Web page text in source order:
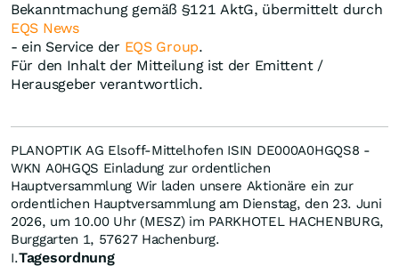
Bekanntmachung gemäß §121 AktG, übermittelt durch
EQS News
- ein Service der EQS Group.
Für den Inhalt der Mitteilung ist der Emittent /
Herausgeber verantwortlich.
PLANOPTIK AG Elsoff-Mittelhofen ISIN DE000A0HGQS8 -
WKN A0HGQS Einladung zur ordentlichen
Hauptversammlung Wir laden unsere Aktionäre ein zur
ordentlichen Hauptversammlung am Dienstag, den 23. Juni
2026, um 10.00 Uhr (MESZ) im PARKHOTEL HACHENBURG,
Burggarten 1, 57627 Hachenburg.
I.Tagesordnung